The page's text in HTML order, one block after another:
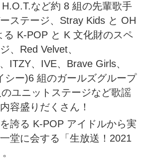
など約 8 組の先輩歌手
ステージ、Stray Kids と OH
る K-POP と K 文化財のスペ
、Red Velvet、
ITZY、IVE、Brave Girls、
シー)6 組のガールズグループ
ユニットステージなど歌謡
容盛りだくさん！
誇る K-POP アイドルから実
堂に会する「生放送！2021